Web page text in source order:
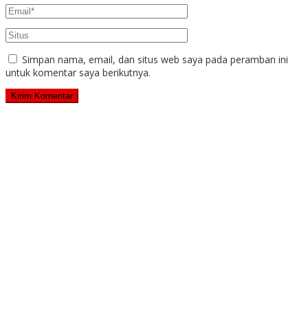
Simpan nama, email, dan situs web saya pada peramban ini
untuk komentar saya berikutnya.